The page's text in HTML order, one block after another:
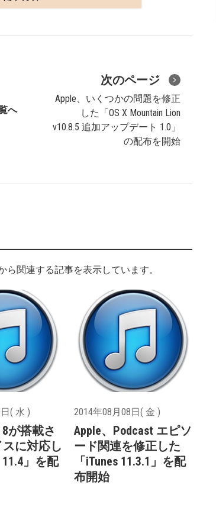
へ
次のページ
Apple、いくつかの問題を修正
した「OS X Mountain Lion
v10.8.5 追加アップデート 1.0」
の配布を開始
ら関連する記事を表示しています。
( 水 )
8が搭載さ
に対応し
」を配
2014年08月08日( 金 )
Apple、Podcast エピソ
ード関連を修正した
「iTunes 11.3.1」を配
布開始